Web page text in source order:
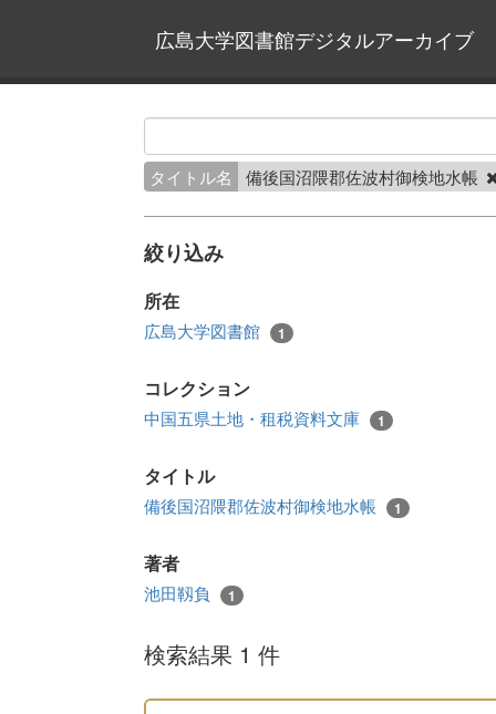
広島大学図書館デジタルアーカイブ
タイトル名 備後国沼隈郡佐波村御検地水帳
絞り込み
所在
広島大学図書館 1
コレクション
中国五県土地・租税資料文庫 1
タイトル
備後国沼隈郡佐波村御検地水帳 1
著者
池田靱負 1
検索結果 1 件